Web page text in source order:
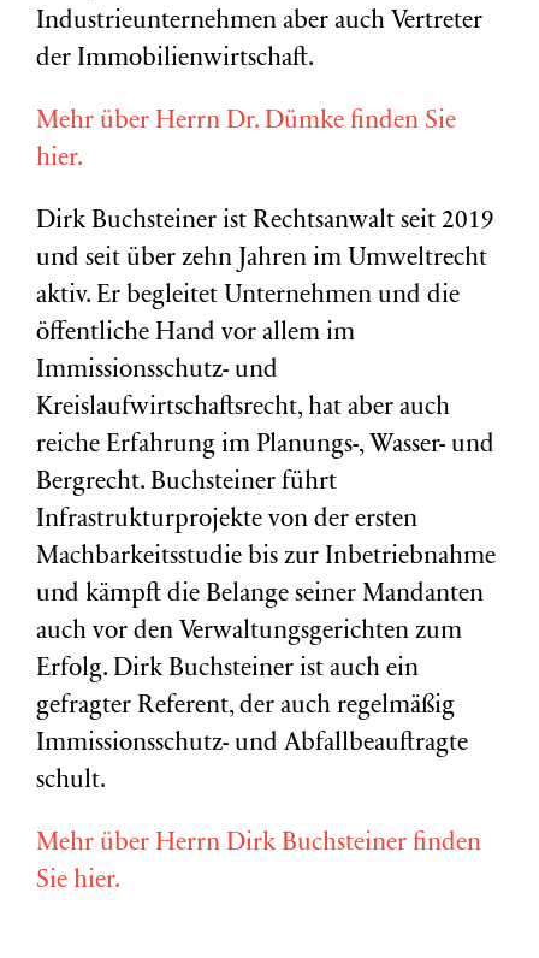
Industrieunternehmen aber auch Vertreter
der Immobilienwirtschaft.
Mehr über Herrn Dr. Dümke finden Sie
hier.
Dirk Buchsteiner ist Rechtsanwalt seit 2019
und seit über zehn Jahren im Umweltrecht
aktiv. Er begleitet Unternehmen und die
öffentliche Hand vor allem im
Immissionsschutz- und
Kreislaufwirtschaftsrecht, hat aber auch
reiche Erfahrung im Planungs-, Wasser- und
Bergrecht. Buchsteiner führt
Infrastrukturprojekte von der ersten
Machbarkeitsstudie bis zur Inbetriebnahme
und kämpft die Belange seiner Mandanten
auch vor den Verwaltungsgerichten zum
Erfolg. Dirk Buchsteiner ist auch ein
gefragter Referent, der auch regelmäßig
Immissionsschutz- und Abfallbeauftragte
schult.
Mehr über Herrn Dirk Buchsteiner finden
Sie hier.